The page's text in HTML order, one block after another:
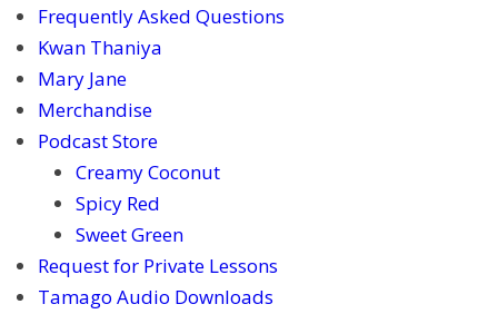
Frequently Asked Questions
Kwan Thaniya
Mary Jane
Merchandise
Podcast Store
Creamy Coconut
Spicy Red
Sweet Green
Request for Private Lessons
Tamago Audio Downloads